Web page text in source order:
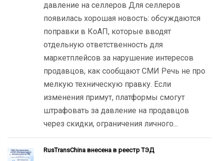
давление на селлеров Для селлеров
появилась хорошая новость: обсуждаются
поправки в КоАП, которые вводят
отдельную ответственность для
маркетплейсов за нарушение интересов
продавцов, как сообщают СМИ Речь не про
мелкую техническую правку. Если
изменения примут, платформы смогут
штрафовать за давление на продавцов
через скидки, ограничения личного...
RusTransChina внесена в реестр ТЭД